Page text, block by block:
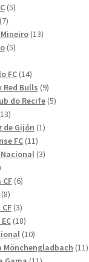
produkter
55
77
produkter
1313
55
FC 1414
produkter
Red Bulls 99
produkter
do Recife 55
1313
produkter
de Gijón 11
FC 1111
produkter
33
66
88
produkter
33
produkter
1818
produkter
1010
produkter
Mönchengladbach 1111